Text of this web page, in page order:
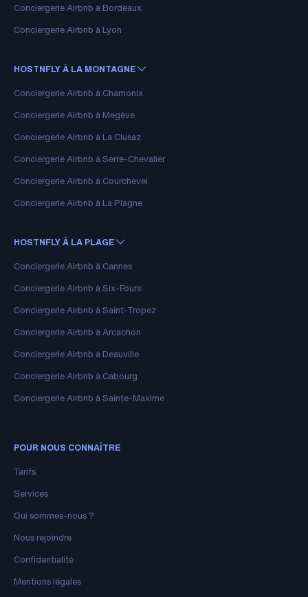
Conciergerie Airbnb à Bordeaux
Conciergerie Airbnb à Lyon
HOSTNFLY À LA MONTAGNE
Conciergerie Airbnb à Chamonix
Conciergerie Airbnb à Megève
Conciergerie Airbnb à La Clusaz
Conciergerie Airbnb à Serre-Chevalier
Conciergerie Airbnb à Courchevel
Conciergerie Airbnb à La Plagne
HOSTNFLY À LA PLAGE
Conciergerie Airbnb à Cannes
Conciergerie Airbnb à Six-Fours
Conciergerie Airbnb à Saint-Tropez
Conciergerie Airbnb à Arcachon
Conciergerie Airbnb à Deauville
Conciergerie Airbnb à Cabourg
Conciergerie Airbnb à Sainte-Maxime
POUR NOUS CONNAÎTRE
Tarifs
Services
Qui sommes-nous ?
Nous rejoindre
Confidentialité
Mentions légales